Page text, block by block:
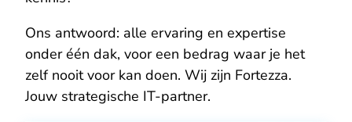
Ons antwoord: alle ervaring en expertise
onder één dak, voor een bedrag waar je het
zelf nooit voor kan doen. Wij zijn Fortezza.
Jouw strategische IT-partner.